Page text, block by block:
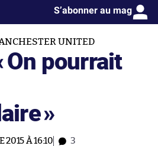
S’abonner au mag
UNITED
On pourrait
»
2015 À 16:10 3